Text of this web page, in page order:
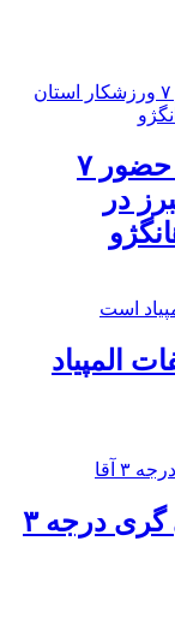
۲ مدال برنز نتیجه حضور ۷
در
المپیاد
کلاس تئوری مربی گری درجه ۳